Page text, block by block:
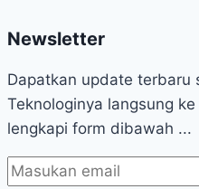
Newsletter
Dapatkan update terbaru
Teknologinya langsung
lengkapi form dibawah ...